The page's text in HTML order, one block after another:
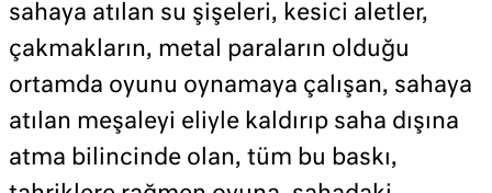
sahaya atılan su şişeleri, kesici aletler,
çakmakların, metal paraların olduğu
ortamda oyunu oynamaya çalışan, sahaya
atılan meşaleyi eliyle kaldırıp saha dışına
atma bilincinde olan, tüm bu baskı,